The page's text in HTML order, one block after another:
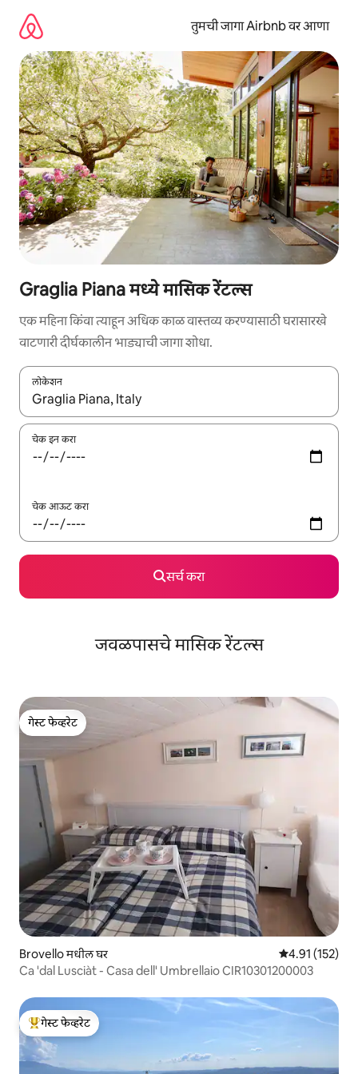
तुमची जागा Airbnb वर आणा
Graglia Piana मध्ये मासिक रेंटल्स
एक महिना किंवा त्याहून अधिक काळ वास्तव्य करण्यासाठी घरासारखे
वाटणारी दीर्घकालीन भाड्याची जागा शोधा.
लोकेशन
जेव्हा परिणाम उपलब्ध असतील, तेव्हा वरच्या आणि खाली बाणांच्या किजसह
चेक इन करा
चेक आऊट करा
सर्च करा
जवळपासचे मासिक रेंटल्स
गेस्ट फेव्हरेट
गेस्ट फेव्हरेट
Brovello मधील घर 5 पैकी 4.91
4.91 (152)
Ca 'dal Lusciàt - Casa dell' Umbrellaio CIR10301200003
टॉप गेस्ट फेव्हरेट
गेस्ट फेव्हरेट